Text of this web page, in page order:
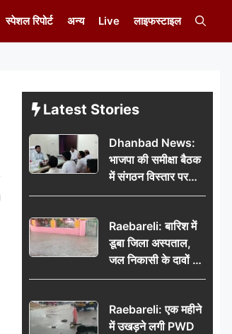
स्पेशल रिपोर्ट अन्य Live लाइफस्टाइल
Latest Stories
Dhanbad News:
भाजपा की समीक्षा बैठक
में संगठन विस्तार पर
मंथन, बीडीओ से
जनसमस्याओं का विवरण
Raebareli: बारिश में
डूबा जिला अस्पताल,
जल निकासी के दावों की
खुली पोल
Raebareli: एक महीने
में उखड़ने लगी PWD